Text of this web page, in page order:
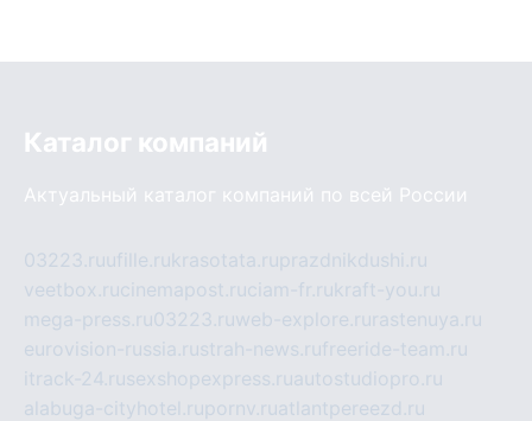
Каталог компаний
Актуальный каталог компаний по всей России
03223.ruufille.rukrasotata.ruprazdnikdushi.ru
veetbox.rucinemapost.ruciam-fr.rukraft-you.ru
mega-press.ru03223.ruweb-explore.ru rastenuya.ru
eurovision-russia.rustrah-news.rufreeride-team.ru
itrack-24.rusexshopexpress.ruautostudiopro.ru
alabuga-cityhotel.rupornv.ruatlantpereezd.ru